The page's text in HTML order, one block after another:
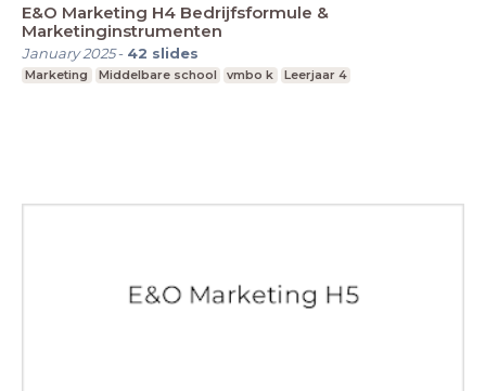
E&O Marketing H4 Bedrijfsformule &
Marketinginstrumenten
January 2025- 42 slides
Marketing Middelbare school vmbo k Leerjaar 4